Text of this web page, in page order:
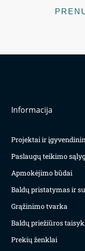
Informacija
Projektai ir
Paslaugų teikimo
Apmokėjimo būdai
Baldų pristatymas ir
Grąžinimo tvarka
Baldų priežiūros
Prekių ženklai